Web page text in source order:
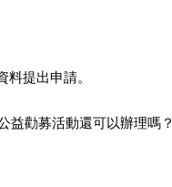
提出申請。
益勸募活動還可以辦理嗎？